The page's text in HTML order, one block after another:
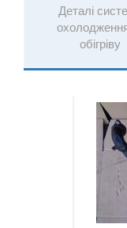
Деталі
обігріву